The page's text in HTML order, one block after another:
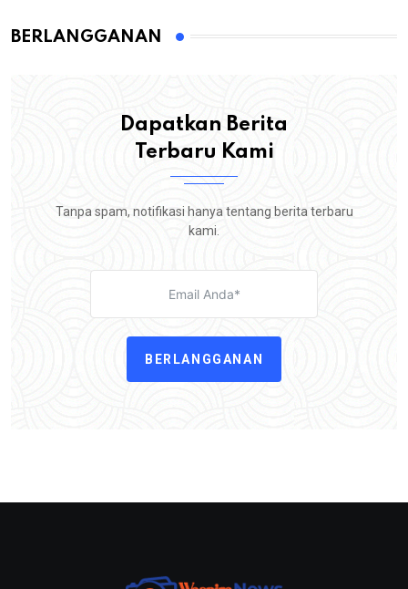
BERLANGGANAN
Dapatkan Berita
Terbaru Kami
Tanpa spam, notifikasi hanya tentang berita terbaru
kami.
BERLANGGANAN